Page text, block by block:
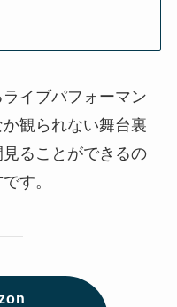
イブパフォーマン
観られない舞台裏
ることができるの
す。